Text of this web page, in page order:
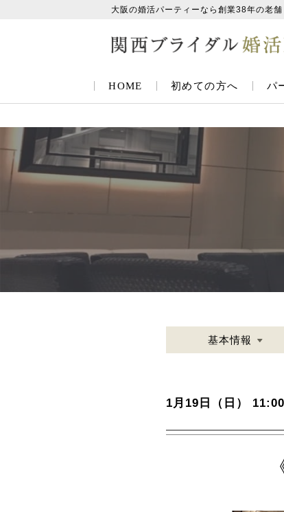
大阪の婚活パーティーなら創業38年の老舗
HOME 初めての方へ パ
基本情報
1月19日（日）